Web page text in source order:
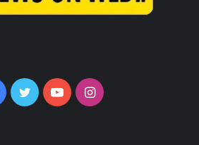
TwitterYouTubeInstagram